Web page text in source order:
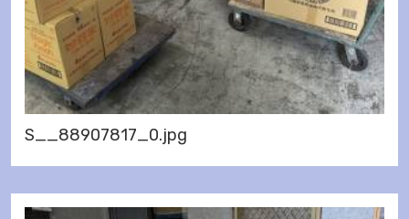
S__88907817_0.jpg